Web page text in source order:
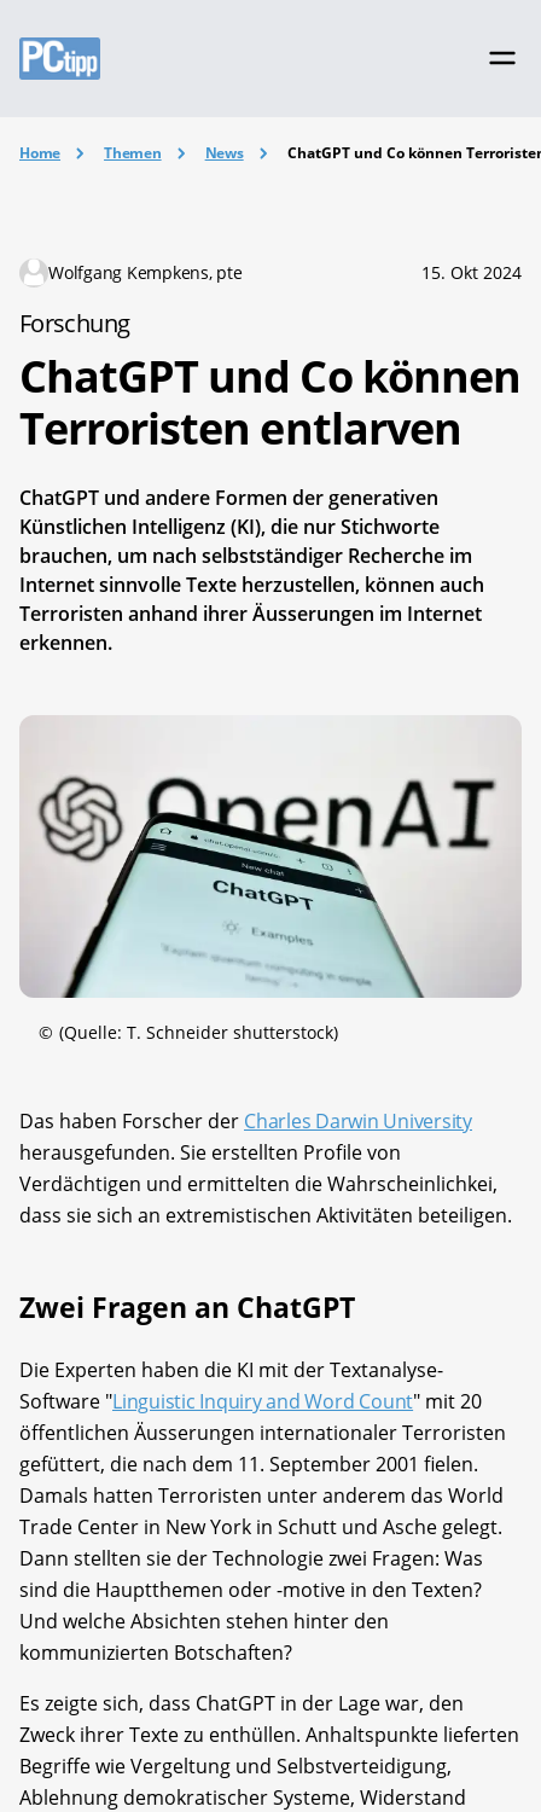
Home Themen News ChatGPT und Co können
Wolfgang Kempkens, pte 15. Okt 2024
Forschung
ChatGPT und Co können
Terroristen entlarven
ChatGPT und andere Formen der generativen
Künstlichen Intelligenz (KI), die nur Stichworte
brauchen, um nach selbstständiger Recherche im
Internet sinnvolle Texte herzustellen, können auch
Terroristen anhand ihrer Äusserungen im Internet
erkennen.
© (Quelle: T. Schneider shutterstock)
Das haben Forscher der Charles Darwin University
herausgefunden. Sie erstellten Profile von
Verdächtigen und ermittelten die Wahrscheinlichkei,
dass sie sich an extremistischen Aktivitäten beteiligen.
Zwei Fragen an ChatGPT
Die Experten haben die KI mit der Textanalyse-
Software "Linguistic Inquiry and Word Count" mit 20
öffentlichen Äusserungen internationaler Terroristen
gefüttert, die nach dem 11. September 2001 fielen.
Damals hatten Terroristen unter anderem das World
Trade Center in New York in Schutt und Asche gelegt.
Dann stellten sie der Technologie zwei Fragen: Was
sind die Hauptthemen oder -motive in den Texten?
Und welche Absichten stehen hinter den
kommunizierten Botschaften?
Es zeigte sich, dass ChatGPT in der Lage war, den
Zweck ihrer Texte zu enthüllen. Anhaltspunkte lieferten
Begriffe wie Vergeltung und Selbstverteidigung,
Ablehnung demokratischer Systeme, Widerstand